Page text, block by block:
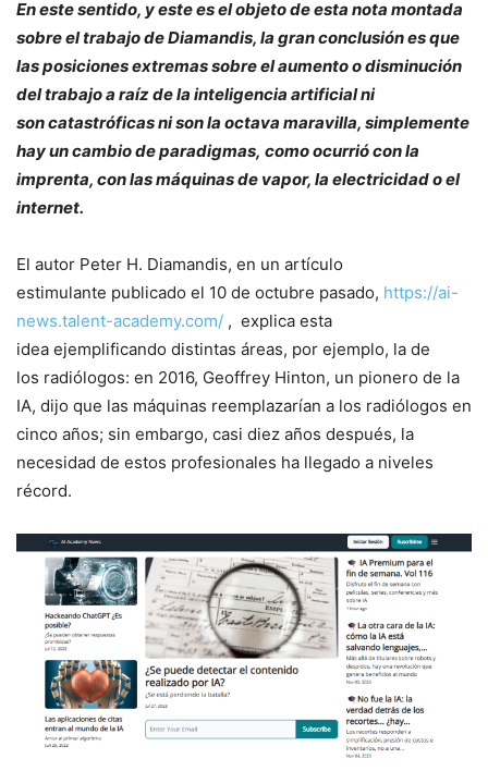
En este sentido, y este es el objeto de esta nota montada
sobre el trabajo de Diamandis, la gran conclusión es que
las posiciones extremas sobre el aumento o disminución
del trabajo a raíz de la inteligencia artificial ni
son catastróficas ni son la octava maravilla, simplemente
hay un cambio de paradigmas, como ocurrió con la
imprenta, con las máquinas de vapor, la electricidad o el
internet.
El autor Peter H. Diamandis, en un artículo
estimulante publicado el 10 de octubre pasado, https://ai-
news.talent-academy.com/ , explica esta
idea ejemplificando distintas áreas, por ejemplo, la de
los radiólogos: en 2016, Geoffrey Hinton, un pionero de la
IA, dijo que las máquinas reemplazarían a los radiólogos en
cinco años; sin embargo, casi diez años después, la
necesidad de estos profesionales ha llegado a niveles
récord.